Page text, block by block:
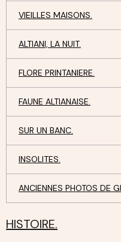
VIEILLES MAISONS.
ALTIANI, LA NUIT.
FLORE PRINTANIERE.
FAUNE ALTIANAISE.
SUR UN BANC.
INSOLITES.
ANCIENNES PHOTOS DE
HISTOIRE.